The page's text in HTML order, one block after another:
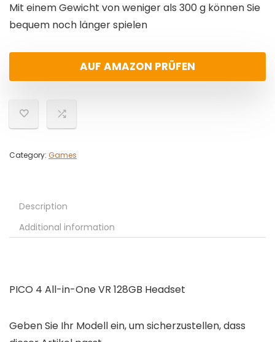
Mit einem Gewicht von weniger als 300 g können Sie
bequem noch länger spielen
AUF AMAZON PRÜFEN
Category: Games
Description
Additional information
PICO 4 All-in-One VR 128GB Headset
Geben Sie Ihr Modell ein, um sicherzustellen, dass